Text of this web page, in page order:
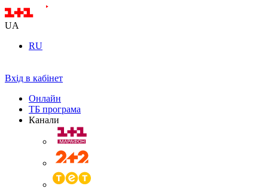
UA
RU
Вхід в кабінет
Онлайн
ТБ програма
Канали